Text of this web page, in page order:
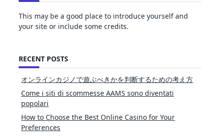
This may be a good place to introduce yourself and
your site or include some credits.
RECENT POSTS
オンラインカジノで遊ぶべきかを判断するための考え方
Come i siti di scommesse AAMS sono diventati
popolari
How to Choose the Best Online Casino for Your
Preferences